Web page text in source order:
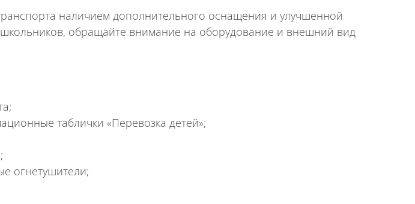
наличием дополнительного оснащения и улучшенной
школьников, обращайте внимание на оборудование и внешний вид
таблички «Перевозка детей»;
огнетушители;